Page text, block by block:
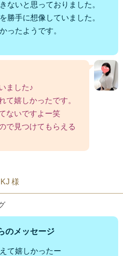
ないと思っておりました。
勝手に想像していました。
ったようです。
ました♪
て嬉しかったです。
ないですよー笑
で見つけてもらえる
様
のメッセージ
て嬉しかったー